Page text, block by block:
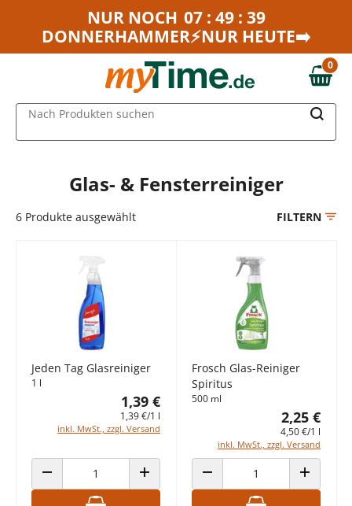
Zum Hauptinhalt springen
Zur Navigation springen
NUR NOCH 07 : 49 : 39
DONNERHAMMER⚡NUR HEUTE➡️
0,00 €
0
Nach Produkten suchen
Glas- & Fensterreiniger
6 Produkte ausgewählt FILTERN
Jeden Tag Glasreiniger
1 l
1,39 €
1,39 €/1 l
inkl. MwSt., zzgl. Versand
ANZAHL VERRINGERN ANZAHL ERHÖHEN
Frosch Glas-Reiniger
Spiritus
500 ml
2,25 €
4,50 €/1 l
inkl. MwSt., zzgl. Versand
ANZAHL VERRINGERN ANZAHL